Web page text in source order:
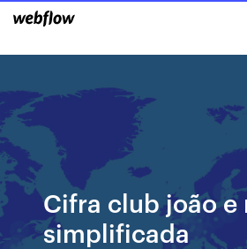
Cifra club joão e
simplificada